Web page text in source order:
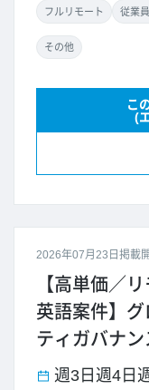
フルリモート 従業
その他
こ
(
2026年07月23日掲載
【高単価／
英語案件】
ティガバナン
週3日 週4日